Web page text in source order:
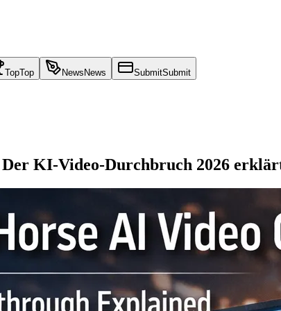
TopTop News News SubmitSubmit
KI-Video-Durchbruch 2026